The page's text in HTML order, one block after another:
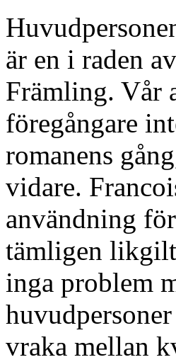
är en i raden
Främling. Vår
föregångare
romanens
vidare.
användning
tämligen
inga problem
vraka mellan